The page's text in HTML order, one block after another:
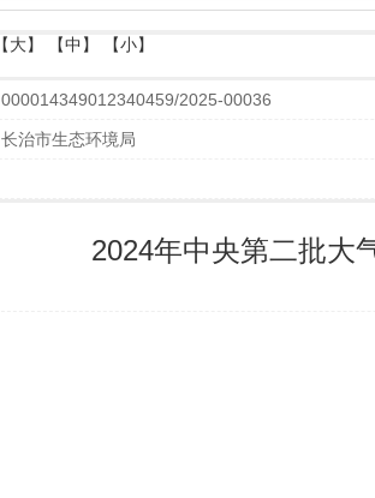
【大】 【中】 【小】
000014349012340459/2025-00036
长治市生态环境局
2024年中央第二批大